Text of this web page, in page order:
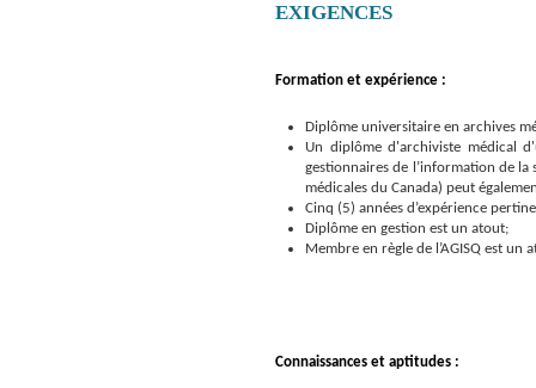
EXIGENCES
Formation et expérience :
Diplôme universitaire en archives
Un diplôme d'archiviste médical
gestionnaires de l’information de la
médicales du Canada) peut
Cinq (5) années d’expérience
Diplôme en gestion est un atout;
Membre en règle de l’AGISQ est un
Connaissances et aptitudes :